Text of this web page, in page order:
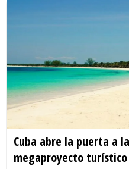
Cuba abre la puerta a
megaproyecto